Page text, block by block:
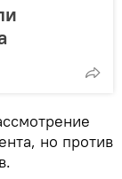
но против